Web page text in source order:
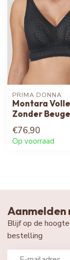
PRIMA DONNA
Montara
Zonder
€76,90
Op voorraad
Aanmelden
Blijf op de
bestelling